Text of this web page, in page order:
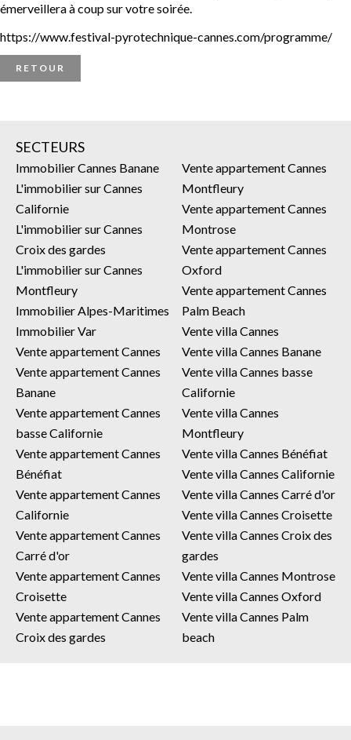
émerveillera à coup sur votre soirée.
https://www.festival-pyrotechnique-cannes.com/programme/
RETOUR
SECTEURS
Immobilier Cannes Banane
L'immobilier sur Cannes
Californie
L'immobilier sur Cannes
Croix des gardes
L'immobilier sur Cannes
Montfleury
Immobilier Alpes-Maritimes
Immobilier Var
Vente appartement Cannes
Vente appartement Cannes
Banane
Vente appartement Cannes
basse Californie
Vente appartement Cannes
Bénéfiat
Vente appartement Cannes
Californie
Vente appartement Cannes
Carré d'or
Vente appartement Cannes
Croisette
Vente appartement Cannes
Croix des gardes
Vente appartement Cannes
Montfleury
Vente appartement Cannes
Montrose
Vente appartement Cannes
Oxford
Vente appartement Cannes
Palm Beach
Vente villa Cannes
Vente villa Cannes Banane
Vente villa Cannes basse
Californie
Vente villa Cannes
Montfleury
Vente villa Cannes Bénéfiat
Vente villa Cannes Californie
Vente villa Cannes Carré d'or
Vente villa Cannes Croisette
Vente villa Cannes Croix des
gardes
Vente villa Cannes Montrose
Vente villa Cannes Oxford
Vente villa Cannes Palm
beach